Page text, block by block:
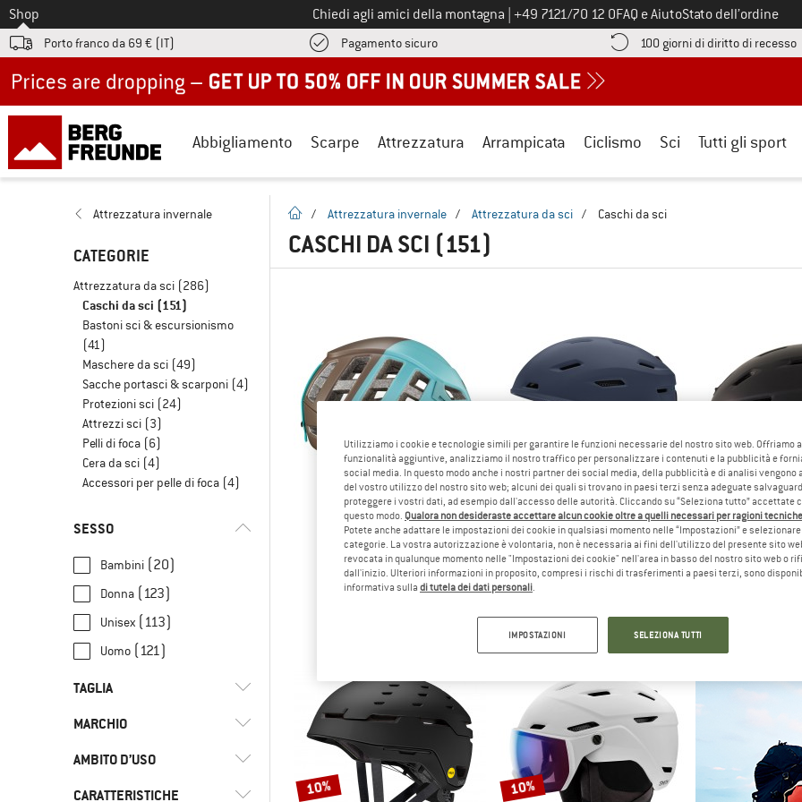
Allo
Shop Chiedi agli amici della montagna Chiamaci al numero
+49 7121/70 12 0FAQ e AiutoStato dell’ordine
Porto franco da 69 € (IT) Pagamento sicuroQui trovi le informazioni di pagamento! Si apre in una casella
100 giorni di diritto di recesso
Abbigliamento Scarpe Attrezzatura Arrampicata Ciclismo Sci Tutti gli sport
Attrezzatura invernale
CATEGORIE
Attrezzatura da sci (286)
Caschi da sci (151)
Bastoni sci & escursionismo
(41)
Maschere da sci (49)
Sacche portasci & scarponi (4)
Protezioni sci (24)
Attrezzi sci (3)
Pelli di foca (6)
Cera da sci (4)
Accessori per pelle di foca (4)
SESSO
Bambini (20)
Donna (123)
Unisex (113)
Uomo (121)
TAGLIA
46 CM 48 CM
52 CM 53 CM 55 CM
MARCHIO
AMBITO D’USO
Arrampicata(2)
CARATTERISTICHE
pagina iniziale
/ Attrezzatura invernale / Attrezzatura da sci / Caschi da sci
CASCHI DA SCI (151)
PETZL
10%
SMITH
144,95 € 130,46 €
(0)
27%
10% 10%
Utilizziamo i cookie e tecnologie simili per garantire le funzioni necessarie del nostro sito web. Offriamo
funzionalità aggiuntive, analizziamo il nostro traffico per personalizzare i contenuti e la pubblicità e
social media. In questo modo anche i nostri partner dei social media, della pubblicità e di analisi vengono
del vostro utilizzo del nostro sito web; alcuni dei quali si trovano in paesi terzi senza adeguate
proteggere i vostri dati, ad esempio dall'accesso delle autorità. Cliccando su “Seleziona tutto” accettate
questo modo. Qualora non desideraste accettare alcun cookie oltre a quelli necessari per ragioni
Potete anche adattare le impostazioni dei cookie in qualsiasi momento nelle “Impostazioni” e
categorie. La vostra autorizzazione è volontaria, non è necessaria ai fini dell'utilizzo del presente sito
revocata in qualunque momento nelle "Impostazioni dei cookie" nell'area in basso del nostro sito web o
dall'inizio. Ulteriori informazioni in proposito, compresi i rischi di trasferimenti a paesi terzi, sono
informativa sulla di tutela dei dati personali.
IMPOSTAZIONI SELEZIONA TUTTI